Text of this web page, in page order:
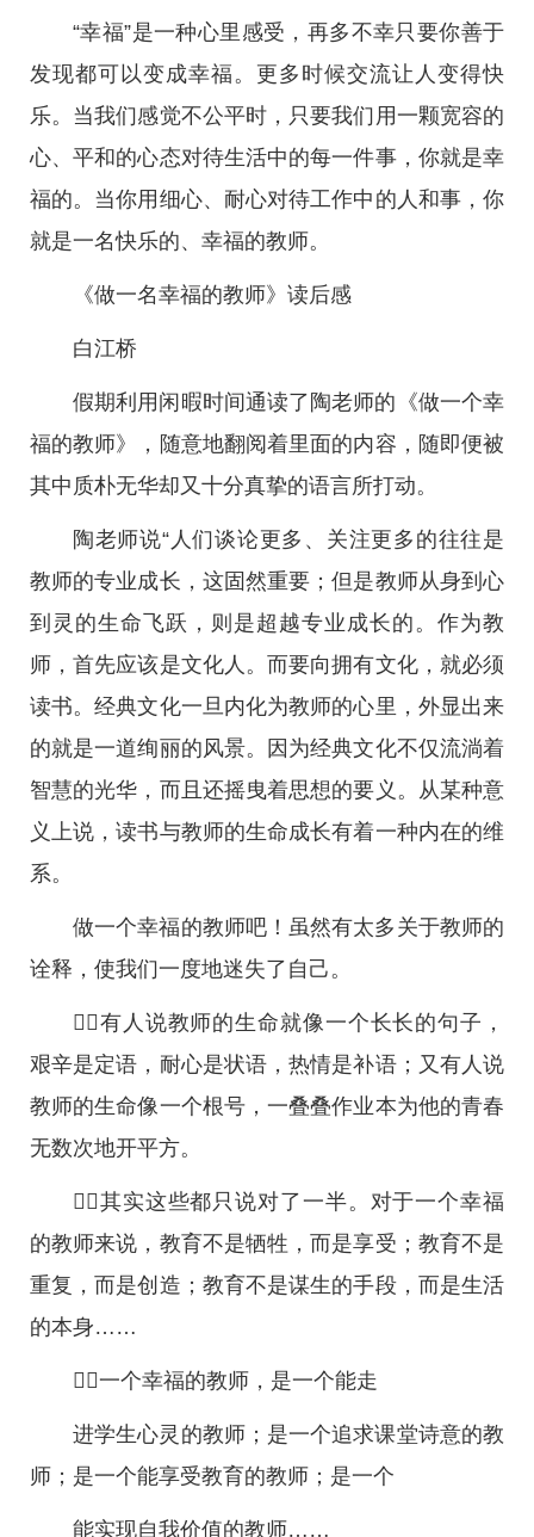
“幸福”是一种心里感受，再多不幸只要你善于
发现都可以变成幸福。更多时候交流让人变得快
乐。当我们感觉不公平时，只要我们用一颗宽容的
心、平和的心态对待生活中的每一件事，你就是幸
福的。当你用细心、耐心对待工作中的人和事，你
就是一名快乐的、幸福的教师。
《做一名幸福的教师》读后感
白江桥
假期利用闲暇时间通读了陶老师的《做一个幸
福的教师》，随意地翻阅着里面的内容，随即便被
其中质朴无华却又十分真挚的语言所打动。
陶老师说“人们谈论更多、关注更多的往往是
教师的专业成长，这固然重要；但是教师从身到心
到灵的生命飞跃，则是超越专业成长的。作为教
师，首先应该是文化人。而要向拥有文化，就必须
读书。经典文化一旦内化为教师的心里，外显出来
的就是一道绚丽的风景。因为经典文化不仅流淌着
智慧的光华，而且还摇曳着思想的要义。从某种意
义上说，读书与教师的生命成长有着一种内在的维
系。
做一个幸福的教师吧！虽然有太多关于教师的
诠释，使我们一度地迷失了自己。
有人说教师的生命就像一个长长的句子，
艰辛是定语，耐心是状语，热情是补语；又有人说
教师的生命像一个根号，一叠叠作业本为他的青春
无数次地开平方。
其实这些都只说对了一半。对于一个幸福
的教师来说，教育不是牺牲，而是享受；教育不是
重复，而是创造；教育不是谋生的手段，而是生活
的本身……
一个幸福的教师，是一个能走
进学生心灵的教师；是一个追求课堂诗意的教
师；是一个能享受教育的教师；是一个
能实现自我价值的教师……